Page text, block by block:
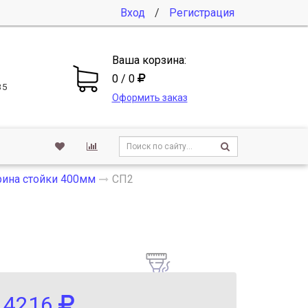
Вход / Регистрация
Ваша корзина:
0 / 0
Оформить заказ
стойки 400мм СП2